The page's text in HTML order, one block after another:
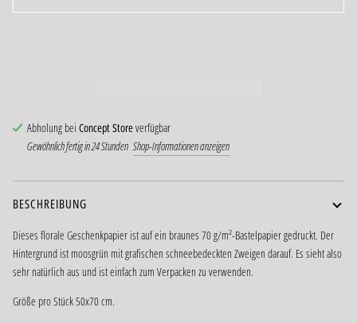
Abholung bei Concept Storeverfügbar
Gewöhnlich fertig in 24 Stunden Shop-Informationen anzeigen
BESCHREIBUNG
Dieses florale Geschenkpapier ist auf ein braunes 70 g/m²-Bastelpapier gedruckt. Der
Hintergrund ist moosgrün mit grafischen schneebedeckten Zweigen darauf. Es sieht also
sehr natürlich aus und ist einfach zum Verpacken zu verwenden.
Größe pro Stück 50x70 cm.